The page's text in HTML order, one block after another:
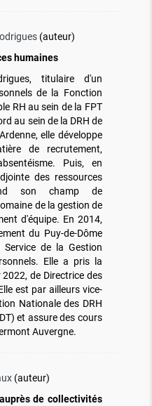
(auteur)
humaines
titulaire d'un
de la Fonction
RH au sein de la FPT
au sein de la DRH de
elle développe
de recrutement,
Puis, en
des ressources
son champ de
de la gestion de
d'équipe. En 2014,
du Puy-de-Dôme
de la Gestion
Elle a pris la
de Directrice des
est par ailleurs vice-
Nationale des DRH
et assure des cours
Auvergne.
(auteur)
de collectivités